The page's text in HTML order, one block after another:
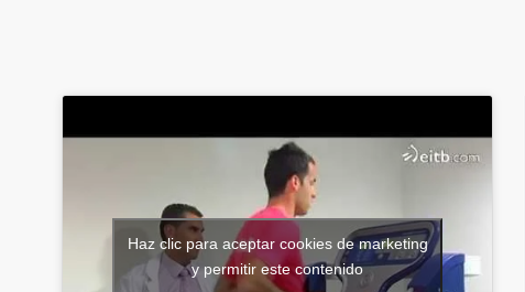
Haz clic para aceptar cookies de marketing
y permitir este contenido